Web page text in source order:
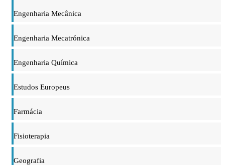
Engenharia Mecânica
Engenharia Mecatrónica
Engenharia Química
Estudos Europeus
Farmácia
Fisioterapia
Geografia